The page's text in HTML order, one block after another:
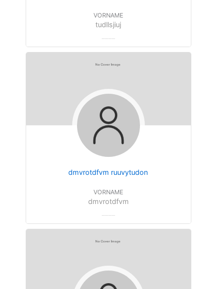
VORNAME
tudllsjiuj
dmvrotdfvm ruuvytudon
VORNAME
dmvrotdfvm